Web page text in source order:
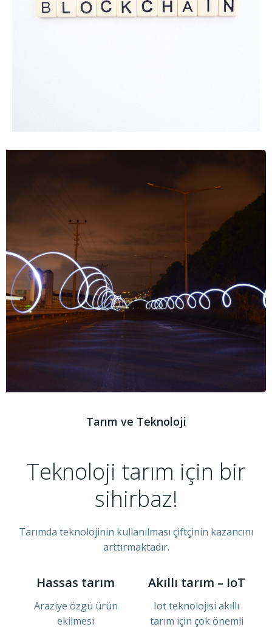
Tarım ve Teknoloji
Teknoloji tarım için bir
sihirbaz!
Tarımda teknolojinin kullanılması çiftçinin kazancını
arttırmaktadır.
Hassas tarım
Araziye özgü ürün
ekilmesi
Akıllı tarım – IoT
Iot teknolojisi akıllı
tarım için çok önemli